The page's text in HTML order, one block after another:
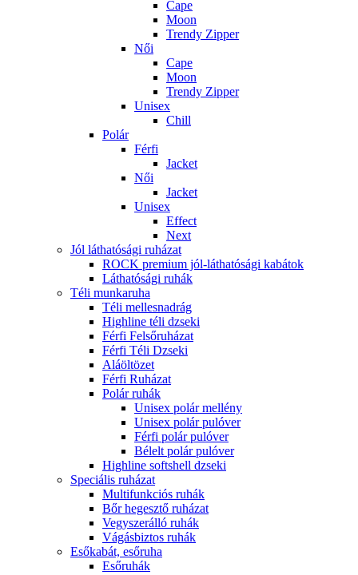
Cape
Moon
Trendy Zipper
Női
Cape
Moon
Trendy Zipper
Unisex
Chill
Polár
Férfi
Jacket
Női
Jacket
Unisex
Effect
Next
Jól láthatósági ruházat
ROCK premium jól-láthatósági kabátok
Láthatósági ruhák
Téli munkaruha
Téli mellesnadrág
Highline téli dzseki
Férfi Felsőruházat
Férfi Téli Dzseki
Aláöltözet
Férfi Ruházat
Polár ruhák
Unisex polár mellény
Unisex polár pulóver
Férfi polár pulóver
Bélelt polár pulóver
Highline softshell dzseki
Speciális ruházat
Multifunkciós ruhák
Bőr hegesztő ruházat
Vegyszerálló ruhák
Vágásbiztos ruhák
Esőkabát, esőruha
Esőruhák